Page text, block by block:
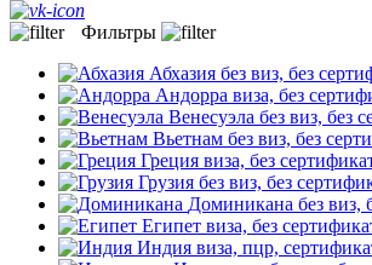
Фильтры
Абхазия без виз, без
Андорра виза, без
Венесуэла без виз, без
Вьетнам без виз, без
Греция виза, без
Грузия без виз, без
Доминикана без виз,
Египет виза, без
Индия виза, пцр,